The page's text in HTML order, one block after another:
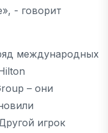
- говорит
международных
– они
игрок